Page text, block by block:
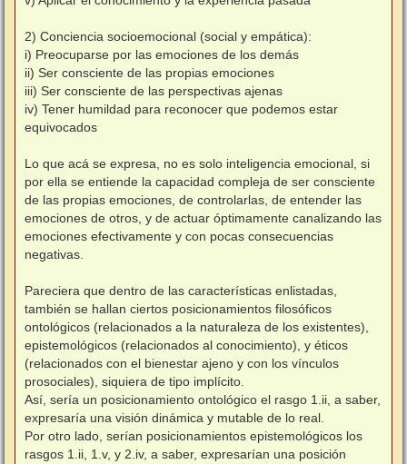
2) Conciencia socioemocional (social y empática):
i) Preocuparse por las emociones de los demás
ii) Ser consciente de las propias emociones
iii) Ser consciente de las perspectivas ajenas
iv) Tener humildad para reconocer que podemos estar
equivocados
Lo que acá se expresa, no es solo inteligencia emocional, si
por ella se entiende la capacidad compleja de ser consciente
de las propias emociones, de controlarlas, de entender las
emociones de otros, y de actuar óptimamente canalizando las
emociones efectivamente y con pocas consecuencias
negativas.
Pareciera que dentro de las características enlistadas,
también se hallan ciertos posicionamientos filosóficos
ontológicos (relacionados a la naturaleza de los existentes),
epistemológicos (relacionados al conocimiento), y éticos
(relacionados con el bienestar ajeno y con los vínculos
prosociales), siquiera de tipo implícito.
Así, sería un posicionamiento ontológico el rasgo 1.ii, a saber,
expresaría una visión dinámica y mutable de lo real.
Por otro lado, serían posicionamientos epistemológicos los
rasgos 1.ii, 1.v, y 2.iv, a saber, expresarían una posición